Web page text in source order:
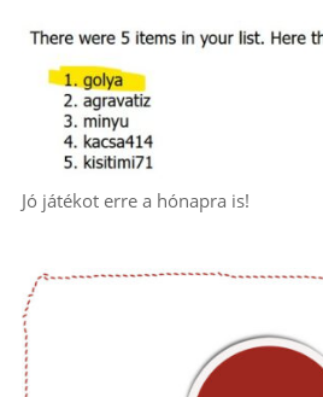
Jó játékot erre a hónapra is!